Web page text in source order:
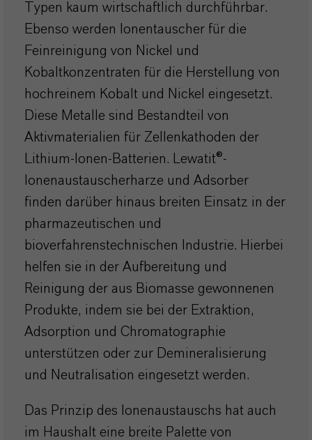
Typen kaum wirtschaftlich durchführbar.
Ebenso werden Ionentauscher für die
Feinreinigung von Nickel und
Kobaltkonzentraten für die Herstellung von
hochreinem Kobalt und Nickel eingesetzt.
Diese Metalle sind Bestandteil von
Aktivmaterialien für Zellenkathoden der
Lithium-Ionen-Batterien. Lewatit®-
Ionenaustauscherharze und Adsorber
finden darüber hinaus breiten Einsatz in der
pharmazeutischen und
bioverfahrenstechnischen Industrie. Hierbei
helfen sie in der Aufbereitung und
Reinigung der aus Biomasse gewonnenen
Produkte, indem sie bei der Extraktion,
Adsorption und Chromatographie
unterstützen oder zur Demineralisierung
und Neutralisation eingesetzt werden.
Das Prinzip des Ionenaustauschs hat auch
im Haushalt eine breite Palette von